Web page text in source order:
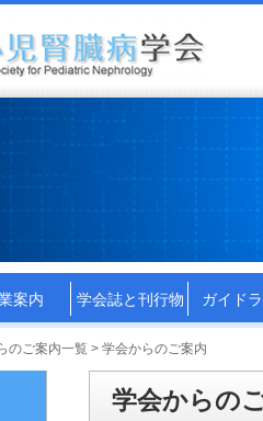
案内 学会誌と刊行物 ガイド
のご案内一覧 > 学会からのご案内
学会からの